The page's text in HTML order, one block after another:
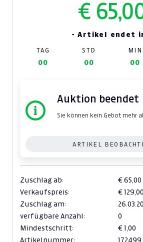
€
- Artikel endet
TAG STD MIN
00 00 00
Auktion beendet
Sie können kein Gebot mehr
ARTIKEL
Zuschlag ab:
€ 65,00
Verkaufspreis:
€ 129,00
Zuschlag am:
verfügbare Anzahl:
0
Mindestschritt:
€ 1,00
Artikelnummer:
172499